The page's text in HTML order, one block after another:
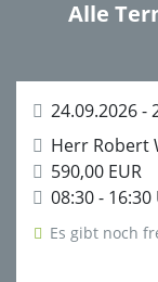
Alle
24.09.2026 -
Herr Robert
590,00 EUR
08:30 -
Es gibt noch